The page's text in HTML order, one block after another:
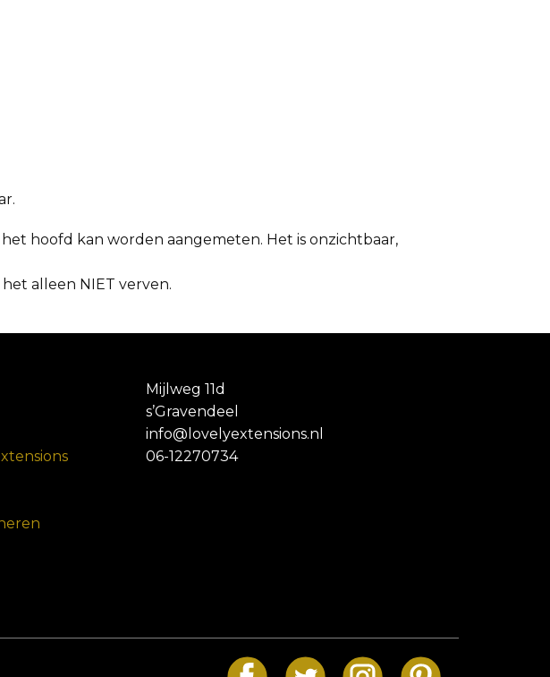
hoofd kan worden aangemeten. Het is onzichtbaar,
alleen NIET verven.
Mijlweg 11d
s’Gravendeel
info@lovelyextensions.nl
06-12270734